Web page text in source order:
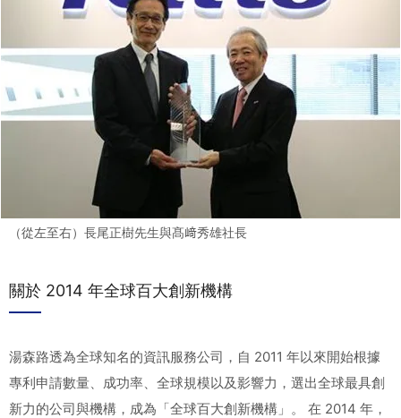
（從左至右）長尾正樹先生與髙﨑秀雄社長
關於 2014 年全球百大創新機構
湯森路透為全球知名的資訊服務公司，自 2011 年以來開始根據
專利申請數量、成功率、全球規模以及影響力，選出全球最具創
新力的公司與機構，成為「全球百大創新機構」。 在 2014 年，